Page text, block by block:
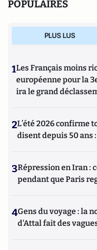
POPULAIRES
PLUS LUS
1Les Français moins
européenne pour la
ira le grand
2L’été 2026 confirme
disent depuis 50 ans
3Répression en Iran :
pendant que Paris
4Gens du voyage : la
d'Attal fait des